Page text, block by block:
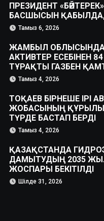
ПРЕЗИДЕНТ
БАСШЫСЫН
Тамыз 6, 2026
ЖАМБЫЛ
АКТИВТЕР ЕСЕБІНЕН
ТҰРАҚТЫ ГАЗБЕН
Тамыз 4, 2026
ТОҚАЕВ БІРНЕШЕ ІРІ
ЖОБАСЫНЫҢ
ТҮРДЕ БАСТАП БЕРДІ
Тамыз 4, 2026
ҚАЗАҚСТАНДА
ДАМЫТУДЫҢ 2035
ЖОСПАРЫ БЕКІТІЛДІ
Шілде 31, 2026